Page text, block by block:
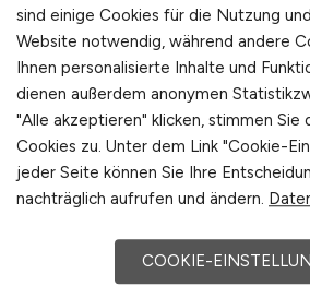
Teamleiter(m/w/d)
Vertriebsaußendienst
(Freelancer)
29.07.2026
sind einige Cookies für die Nutzung
Website notwendig, während andere
Ihnen personalisierte Inhalte und
dienen außerdem anonymen
"Alle akzeptieren" klicken, stimmen Sie
Cookies zu. Unter dem Link "Cookie-
jeder Seite können Sie Ihre
nachträglich aufrufen und ändern.
COOKIE-